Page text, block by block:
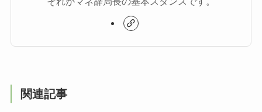
関連記事